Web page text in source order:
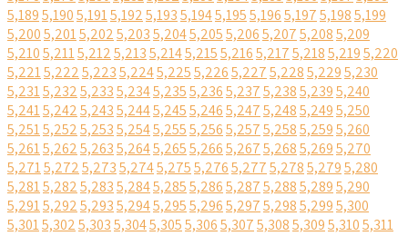
5,1895,1905,1915,1925,1935,1945,1955,1965,1975,1985,199
5,2005,2015,2025,2035,2045,2055,2065,2075,2085,209
5,2105,2115,2125,2135,2145,2155,2165,2175,2185,2195,220
5,2215,2225,2235,2245,2255,2265,2275,2285,2295,230
5,2315,2325,2335,2345,2355,2365,2375,2385,2395,240
5,2415,2425,2435,2445,2455,2465,2475,2485,2495,250
5,2515,2525,2535,2545,2555,2565,2575,2585,2595,260
5,2615,2625,2635,2645,2655,2665,2675,2685,2695,270
5,2715,2725,2735,2745,2755,2765,2775,2785,2795,280
5,2815,2825,2835,2845,2855,2865,2875,2885,2895,290
5,2915,2925,2935,2945,2955,2965,2975,2985,2995,300
5,3015,3025,3035,3045,3055,3065,3075,3085,3095,3105,311